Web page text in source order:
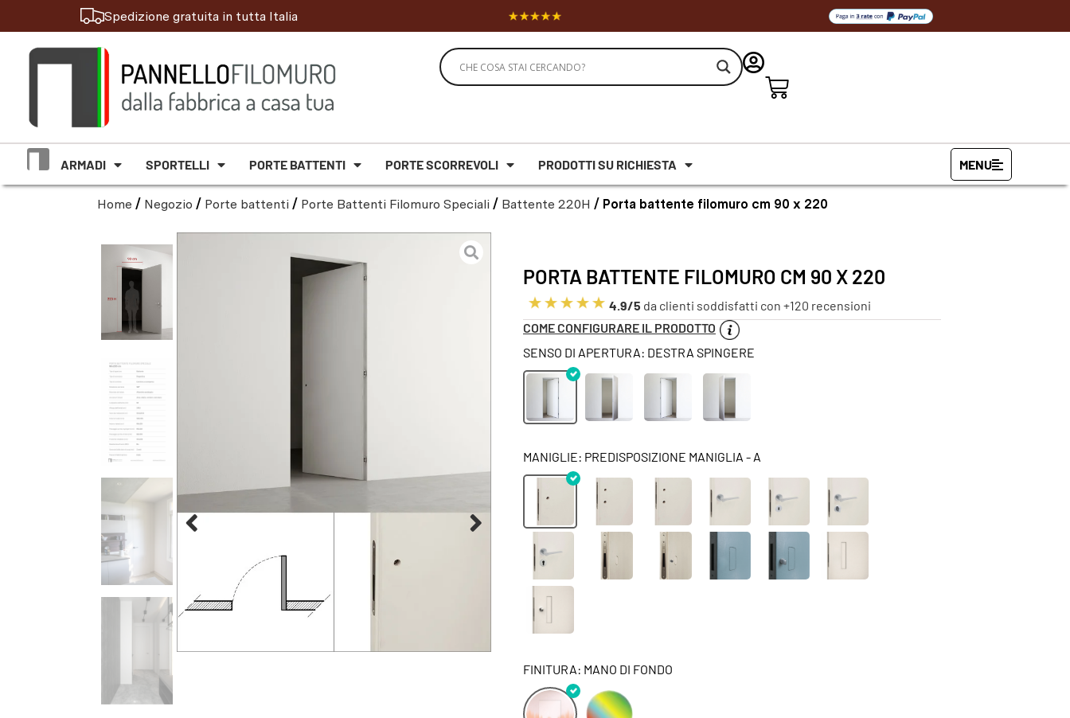
Spedizione gratuita in tutta Italia
ARMADI SPORTELLI PORTE BATTENTI PORTE SCORREVOLI PRODOTTI SU RICHIESTA MENU
Home / Negozio / Porte battenti / Porte Battenti Filomuro Speciali / Battente 220H / Porta battente filomuro cm 90 x 220
PORTA BATTENTE FILOMURO CM 90 X 220
4.9/5 da clienti soddisfatti con +120 recensioni
COME CONFIGURARE IL PRODOTTO
SENSO DI APERTURA: DESTRA SPINGERE
MANIGLIE: PREDISPOSIZIONE MANIGLIA - A
FINITURA: MANO DI FONDO